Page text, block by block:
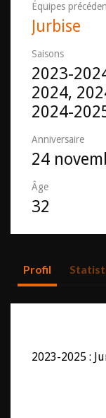
Équipes
Jurbise
Saisons
2023-
2024,
2024-
Anniversaire
24
Âge
32
Profil
2023-2025 :